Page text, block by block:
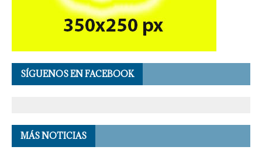
SÍGUENOS EN FACEBOOK
MÁS NOTICIAS